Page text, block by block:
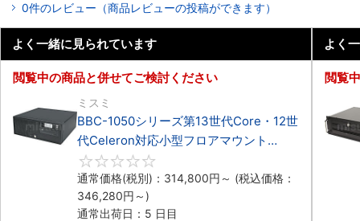
0件のレビュー（商品レビューの投稿ができます）
よく一緒に見られています
閲覧中の商品と併せてご検討ください
ミスミ
BBC-1050シリーズ第13世代Core・12世
代Celeron対応小型フロアマウント
3PCIe
通常価格(税別)： 314,800円 ～ (税込価格：
346,280円 ～)
通常出荷日：5 日目
よく
閲覧